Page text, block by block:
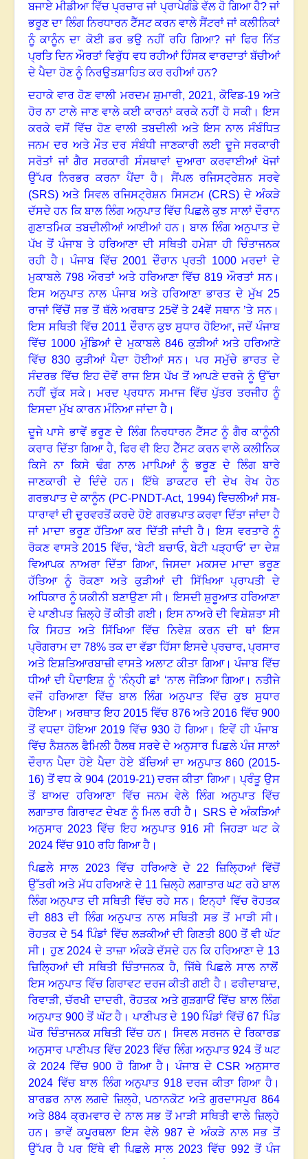
ਬਜਾਏ ਮੀਡੀਆ ਵਿੱਚ ਪ੍ਰਚਾਰ ਜਾਂ ਪ੍ਰਾਪੇਗੰਡੇ ਵੱਲ ਹੋ ਗਿਆ ਹੈ?ਜਾਂ
ਭਰੂਣ ਦਾ ਲਿੰਗ ਨਿਰਧਾਰਨ ਟੈੱਸਟ ਕਰਨ ਵਾਲੇ ਸੈਂਟਰਾਂ ਜਾਂ ਕਲੀਨਿਕਾਂ
ਨੂੰ ਕਾਨੂੰਨ ਦਾ ਕੋਈ ਡਰ ਭਉ ਨਹੀਂ ਰਹਿ ਗਿਆ?ਜਾਂ ਫਿਰ ਨਿੱਤ
ਪ੍ਰਤਿ ਦਿਨ ਔਰਤਾਂ ਵਿਰੁੱਧ ਵਧ ਰਹੀਆਂ ਹਿੰਸਕ ਵਾਰਦਾਤਾਂ ਬੱਚੀਆਂ
ਦੇ ਪੈਦਾ ਹੋਣ ਨੂੰ ਨਿਰਉਤਸ਼ਾਹਿਤ ਕਰ ਰਹੀਆਂ ਹਨ?
ਦਹਾਕੇ ਵਾਰ ਹੋਣ ਵਾਲੀ ਮਰਦਮ ਸ਼ੁਮਾਰੀ, 2021,ਕੋਵਿਡ-19ਅਤੇ
ਹੋਰ ਨਾ ਟਾਲੇ ਜਾਣ ਵਾਲੇ ਕਈ ਕਾਰਨਾਂ ਕਰਕੇ ਨਹੀਂ ਹੋ ਸਕੀ।ਇਸ
ਕਰਕੇ ਵਸੋਂ ਵਿੱਚ ਹੋਣ ਵਾਲੀ ਤਬਦੀਲੀ ਅਤੇ ਇਸ ਨਾਲ ਸੰਬੰਧਿਤ
ਜਨਮ ਦਰ ਅਤੇ ਮੌਤ ਦਰ ਸੰਬੰਧੀ ਜਾਣਕਾਰੀ ਲਈ ਦੂਜੇ ਸਰਕਾਰੀ
ਸਰੋਤਾਂ ਜਾਂ ਗੈਰ ਸਰਕਾਰੀ ਸੰਸਥਾਵਾਂ ਦੁਆਰਾ ਕਰਵਾਈਆਂ ਖੋਜਾਂ
ਉੱਪਰ ਨਿਰਭਰ ਕਰਨਾ ਪੈਂਦਾ ਹੈ । ਸੈਂਪਲ ਰਜਿਸਟ੍ਰੇਸ਼ਨ ਸਰਵੇ
(SRS)ਅਤੇ ਸਿਵਲ ਰਜਿਸਟ੍ਰੇਸ਼ਨ ਸਿਸਟਮ (CRS)ਦੇ ਅੰਕੜੇ
ਦੱਸਦੇ ਹਨ ਕਿ ਬਾਲ ਲਿੰਗ ਅਨੁਪਾਤ ਵਿੱਚ ਪਿਛਲੇ ਕੁਝ ਸਾਲਾਂ ਦੌਰਾਨ
ਗੁਣਾਤਮਿਕ ਤਬਦੀਲੀਆਂ ਆਈਆਂ ਹਨ।ਬਾਲ ਲਿੰਗ ਅਨੁਪਾਤ ਦੇ
ਪੱਖ ਤੋਂ ਪੰਜਾਬ ਤੇ ਹਰਿਆਣਾ ਦੀ ਸਥਿਤੀ ਹਮੇਸ਼ਾ ਹੀ ਚਿੰਤਾਜਨਕ
ਰਹੀ ਹੈ।ਪੰਜਾਬ ਵਿੱਚ 2001 ਦੌਰਾਨ ਪ੍ਰਤੀ 1000ਮਰਦਾਂ ਦੇ
ਮੁਕਾਬਲੇ 798ਔਰਤਾਂ ਅਤੇ ਹਰਿਆਣਾ ਵਿੱਚ819 ਔਰਤਾਂ ਸਨ।
ਇਸ ਅਨੁਪਾਤ ਨਾਲ ਪੰਜਾਬ ਅਤੇ ਹਰਿਆਣਾ ਭਾਰਤ ਦੇ ਮੁੱਖ 25
ਰਾਜਾਂ ਵਿੱਚੋਂ ਸਭ ਤੋਂ ਥੱਲੇ ਅਰਥਾਤ 25ਵੇਂ ਤੇ 24ਵੇਂ ਸਥਾਨ ’ਤੇ ਸਨ।
ਇਸ ਸਥਿਤੀ ਵਿੱਚ 2011 ਦੌਰਾਨ ਕੁਝ ਸੁਧਾਰ ਹੋਇਆ,ਜਦੋਂ ਪੰਜਾਬ
ਵਿੱਚ 1000 ਮੁੰਡਿਆਂ ਦੇ ਮੁਕਾਬਲੇ 846 ਕੁੜੀਆਂ ਅਤੇ ਹਰਿਆਣੇ
ਵਿੱਚ 830ਕੁੜੀਆਂ ਪੈਦਾ ਹੋਈਆਂ ਸਨ।ਪਰ ਸਮੁੱਚੇ ਭਾਰਤ ਦੇ
ਸੰਦਰਭ ਵਿੱਚ ਇਹ ਦੋਵੇਂ ਰਾਜ ਇਸ ਪੱਖ ਤੋਂ ਆਪਣੇ ਦਰਜੇ ਨੂੰ ਉੱਚਾ
ਨਹੀਂ ਚੁੱਕ ਸਕੇ।ਮਰਦ ਪ੍ਰਧਾਨ ਸਮਾਜ ਵਿੱਚ ਪੁੱਤਰ ਤਰਜੀਹ ਨੂੰ
ਇਸਦਾ ਮੁੱਖ ਕਾਰਨ ਮੰਨਿਆ ਜਾਂਦਾ ਹੈ ।
ਦੂਜੇ ਪਾਸੇ ਭਾਵੇਂ ਭਰੂਣ ਦੇ ਲਿੰਗ ਨਿਰਧਾਰਨ ਟੈੱਸਟ ਨੂੰ ਗੈਰ ਕਾਨੂੰਨੀ
ਕਰਾਰ ਦਿੱਤਾ ਗਿਆ ਹੈ, ਫਿਰ ਵੀ ਇਹ ਟੈੱਸਟ ਕਰਨ ਵਾਲੇ ਕਲੀਨਿਕ
ਕਿਸੇ ਨਾ ਕਿਸੇ ਢੰਗ ਨਾਲ ਮਾਪਿਆਂ ਨੂੰ ਭਰੂਣ ਦੇ ਲਿੰਗ ਬਾਰੇ
ਜਾਣਕਾਰੀ ਦੇ ਦਿੰਦੇ ਹਨ।ਇੱਥੇ ਡਾਕਟਰ ਦੀ ਦੇਖ ਰੇਖ ਹੇਠ
ਗਰਭਪਾਤ ਦੇ ਕਾਨੂੰਨ (PC-PNDT-Act, 1994)ਵਿਚਲੀਆਂ ਸਬ-
ਧਾਰਾਵਾਂ ਦੀ ਦੁਰਵਰਤੋਂ ਕਰਦੇ ਹੋਏ ਗਰਭਪਾਤ ਕਰਵਾ ਦਿੱਤਾ ਜਾਂਦਾ ਹੈ
ਜਾਂ ਮਾਦਾ ਭਰੂਣ ਹੱਤਿਆ ਕਰ ਦਿੱਤੀ ਜਾਂਦੀ ਹੈ ।ਇਸ ਵਰਤਾਰੇ ਨੂੰ
ਰੋਕਣ ਵਾਸਤੇ 2015 ਵਿੱਚ, ‘ਬੇਟੀ ਬਚਾਓ, ਬੇਟੀ ਪੜ੍ਹਾਓ’ਦਾ ਦੇਸ਼
ਵਿਆਪਕ ਨਾਅਰਾ ਦਿੱਤਾ ਗਿਆ, ਜਿਸਦਾ ਮਕਸਦ ਮਾਦਾ ਭਰੂਣ
ਹੱਤਿਆ ਨੂੰ ਰੋਕਣਾ ਅਤੇ ਕੁੜੀਆਂ ਦੀ ਸਿੱਖਿਆ ਪ੍ਰਾਪਤੀ ਦੇ
ਅਧਿਕਾਰ ਨੂੰ ਯਕੀਨੀ ਬਣਾਉਣਾ ਸੀ। ਇਸਦੀ ਸ਼ੁਰੂਆਤ ਹਰਿਆਣਾ
ਦੇ ਪਾਣੀਪਤ ਜ਼ਿਲ੍ਹੇ ਤੋਂ ਕੀਤੀ ਗਈ।ਇਸ ਨਾਅਰੇ ਦੀ ਵਿਸ਼ੇਸ਼ਤਾ ਸੀ
ਕਿ ਸਿਹਤ ਅਤੇ ਸਿੱਖਿਆ ਵਿੱਚ ਨਿਵੇਸ਼ ਕਰਨ ਦੀ ਥਾਂ ਇਸ
ਪ੍ਰੋਗਰਾਮ ਦਾ 78% ਤਕ ਦਾ ਵੱਡਾ ਹਿੱਸਾ ਇਸਦੇ ਪ੍ਰਚਾਰ,ਪ੍ਰਸਾਰ
ਅਤੇ ਇਸ਼ਤਿਆਰਬਾਜ਼ੀ ਵਾਸਤੇ ਅਲਾਟ ਕੀਤਾ ਗਿਆ।ਪੰਜਾਬ ਵਿੱਚ
ਧੀਆਂ ਦੀ ਪੈਦਾਇਸ਼ ਨੂੰ ‘ਨੰਨ੍ਹੀ ਛਾਂ ‘ਨਾਲ ਜੋੜਿਆ ਗਿਆ।ਨਤੀਜੇ
ਵਜੋਂ ਹਰਿਆਣਾ ਵਿੱਚ ਬਾਲ ਲਿੰਗ ਅਨੁਪਾਤ ਵਿੱਚ ਕੁਝ ਸੁਧਾਰ
ਹੋਇਆ।ਅਰਥਾਤ ਇਹ 2015 ਵਿੱਚ 876ਅਤੇ 2016 ਵਿੱਚ900
ਤੋਂ ਵਧਦਾ ਹੋਇਆ 2019 ਵਿੱਚ 930 ਹੋ ਗਿਆ।ਇਵੇਂ ਹੀ ਪੰਜਾਬ
ਵਿੱਚ ਨੈਸ਼ਨਲ ਫੈਮਿਲੀ ਹੈਲਥ ਸਰਵੇ ਦੇ ਅਨੁਸਾਰ ਪਿਛਲੇ ਪੰਜ ਸਾਲਾਂ
ਦੌਰਾਨ ਪੈਦਾ ਹੋਏ ਪੈਦਾ ਹੋਏ ਬੱਚਿਆਂ ਦਾ ਅਨੁਪਾਤ 860 (2015-
16) ਤੋਂ ਵਧ ਕੇ 904 (2019-21)ਦਰਜ ਕੀਤਾ ਗਿਆ।ਪ੍ਰੰਤੂ ਉਸ
ਤੋਂ ਬਾਅਦ ਹਰਿਆਣਾ ਵਿੱਚ ਜਨਮ ਵੇਲੇ ਲਿੰਗ ਅਨੁਪਾਤ ਵਿੱਚ
ਲਗਾਤਾਰ ਗਿਰਾਵਟ ਦੇਖਣ ਨੂੰ ਮਿਲ ਰਹੀ ਹੈ । SRSਦੇ ਅੰਕੜਿਆਂ
ਅਨੁਸਾਰ 2023 ਵਿੱਚ ਇਹ ਅਨੁਪਾਤ916 ਸੀ ਜਿਹੜਾ ਘਟ ਕੇ
2024 ਵਿੱਚ910 ਰਹਿ ਗਿਆ ਹੈ ।
ਪਿਛਲੇ ਸਾਲ 2023ਵਿੱਚ ਹਰਿਆਣੇ ਦੇ 22 ਜ਼ਿਲ੍ਹਿਆਂ ਵਿੱਚੋਂ
ਉੱਤਰੀ ਅਤੇ ਮੱਧ ਹਰਿਆਣੇ ਦੇ 11 ਜ਼ਿਲ੍ਹੇ ਲਗਾਤਾਰ ਘਟ ਰਹੇ ਬਾਲ
ਲਿੰਗ ਅਨੁਪਾਤ ਦੀ ਸਥਿਤੀ ਵਿੱਚ ਰਹੇ ਸਨ।ਇਨ੍ਹਾਂ ਵਿੱਚ ਰੋਹਤਕ
ਦੀ 883ਦੀ ਲਿੰਗ ਅਨੁਪਾਤ ਨਾਲ ਸਥਿਤੀ ਸਭ ਤੋਂ ਮਾੜੀ ਸੀ।
ਰੋਹਤਕ ਦੇ 54 ਪਿੰਡਾਂ ਵਿੱਚ ਲੜਕੀਆਂ ਦੀ ਗਿਣਤੀ 800 ਤੋਂ ਵੀ ਘੱਟ
ਸੀ।ਹੁਣ 2024 ਦੇ ਤਾਜ਼ਾ ਅੰਕੜੇ ਦੱਸਦੇ ਹਨ ਕਿ ਹਰਿਆਣਾ ਦੇ 13
ਜ਼ਿਲ੍ਹਿਆਂ ਦੀ ਸਥਿਤੀ ਚਿੰਤਾਜਨਕ ਹੈ, ਜਿੱਥੇ ਪਿਛਲੇ ਸਾਲ ਨਾਲੋਂ
ਇਸ ਅਨੁਪਾਤ ਵਿੱਚ ਗਿਰਾਵਟ ਦਰਜ ਕੀਤੀ ਗਈ ਹੈ।ਫਰੀਦਾਬਾਦ,
ਰਿਵਾੜੀ,ਚੱਰਖੀ ਦਾਦਰੀ,ਰੋਹਤਕ ਅਤੇ ਗੁੜਗਾਓਂ ਵਿੱਚ ਬਾਲ ਲਿੰਗ
ਅਨੁਪਾਤ 900ਤੋਂ ਘੱਟ ਹੈ ।ਪਾਣੀਪਤ ਦੇ 190ਪਿੰਡਾਂ ਵਿੱਚੋਂ67 ਪਿੰਡ
ਘੋਰ ਚਿੰਤਾਜਨਕ ਸਥਿਤੀ ਵਿੱਚ ਹਨ। ਸਿਵਲ ਸਰਜਨ ਦੇ ਰਿਕਾਰਡ
ਅਨੁਸਾਰ ਪਾਣੀਪਤ ਵਿੱਚ 2023 ਵਿੱਚ ਲਿੰਗ ਅਨੁਪਾਤ924 ਤੋਂ ਘਟ
ਕੇ 2024 ਵਿੱਚ900 ਹੋ ਗਿਆ ਹੈ।ਪੰਜਾਬ ਦੇ CSRਅਨੁਸਾਰ
2024 ਵਿੱਚ ਬਾਲ ਲਿੰਗ ਅਨੁਪਾਤ 918ਦਰਜ ਕੀਤਾ ਗਿਆ ਹੈ ।
ਬਾਰਡਰ ਨਾਲ ਲਗਦੇ ਜ਼ਿਲ੍ਹੇ,ਪਠਾਨਕੋਟ ਅਤੇ ਗੁਰਦਾਸਪੁਰ864
ਅਤੇ884 ਕ੍ਰਮਵਾਰ ਦੇ ਨਾਲ ਸਭ ਤੋਂ ਮਾੜੀ ਸਥਿਤੀ ਵਾਲੇ ਜ਼ਿਲ੍ਹੇ
ਹਨ।ਭਾਵੇਂ ਕਪੂਰਥਲਾ ਇਸ ਵੇਲੇ 987ਦੇ ਅੰਕੜੇ ਨਾਲ ਸਭ ਤੋਂ
ਉੱਪਰ ਹੈ ਪਰ ਇੱਥੇ ਵੀ ਪਿਛਲੇ ਸਾਲ 2023 ਵਿੱਚ 992 ਤੋਂ ਪੰਜ